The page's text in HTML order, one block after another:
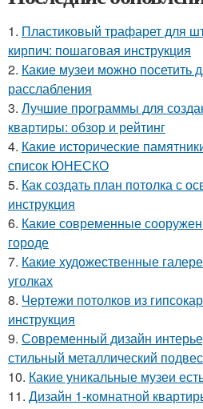
1. Пластиковый трафарет для
кирпич: пошаговая инструкция
2. Какие музеи можно посетить
расслабления
3. Лучшие программы для
квартиры: обзор и рейтинг
4. Какие исторические
список ЮНЕСКО
5. Как создать план потолка с
инструкция
6. Какие современные
городе
7. Какие художественные
уголках
8. Чертежи потолков из
инструкция
9. Современный дизайн
стильный металлический
10. Какие уникальные музеи
11. Дизайн 1-комнатной